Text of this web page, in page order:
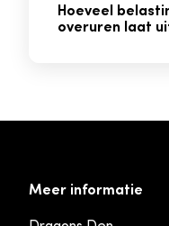
Hoeveel
overuren laat
Meer informatie